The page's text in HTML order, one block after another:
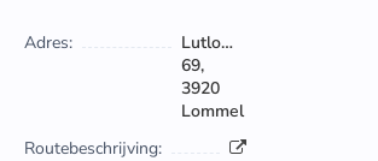
Adres:
Lutlommel
69,
3920
Lommel
Routebeschrijving: